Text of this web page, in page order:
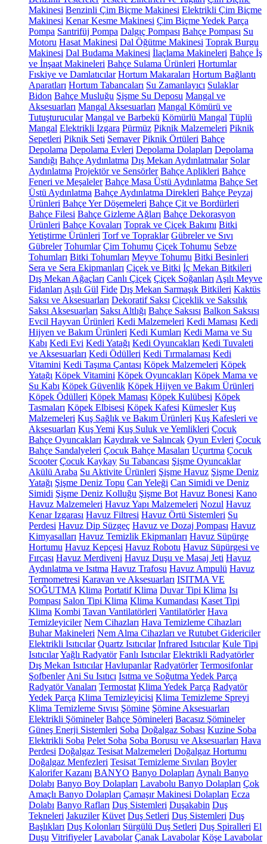
Makinesi Benzinli Çim Biçme Makinesi Elektrikli Çim Biçme
Makinesi Kenar Kesme Makinesi Çim Biçme Yedek Parça
Pompa Santrifüj Pompa Dalgıç Pompası Bahçe Pompası Su
Motoru Hasat Makinesi Dal Öğütme Makinesi Toprak Burgu
Makinesi Dal Budama Makinesi İlaçlama Makineleri Bahçe İş
ve İnşaat Makineleri Bahçe Sulama Ürünleri Hortumlar
Fıskiye ve Damlatıcılar Hortum Makaraları Hortum Bağlantı
Aparatları Hortum Tabancaları Su Zamanlayıcı Sulaklar
Bidon Bahçe Musluğu Şişme Su Deposu Mangal ve
Aksesuarları Mangal Aksesuarları Mangal Kömürü ve
Tutuşturucular Mangal ve Barbekü Kömürlü Mangal Tüplü
Mangal Elektrikli Izgara Pürmüz Piknik Malzemeleri Piknik
Sepetleri Piknik Seti Semaver Piknik Örtüleri Bahçe
Depolama Depolama Evleri Depolama Dolapları Depolama
Sandığı Bahçe Aydınlatma Dış Mekan Aydınlatmalar Solar
Aydınlatma Projektör ve Sensörler Bahçe Aplikleri Bahçe
Feneri ve Meşaleler Bahçe Masa Üstü Aydınlatma Bahçe Set
Üstü Aydınlatma Bahçe Aydınlatma Direkleri Bahçe Peyzaj
Ürünleri Bahçe Yer Döşemeleri Bahçe Çit ve Bordürleri
Bahçe Filesi Bahçe Gizleme Ağları Bahçe Dekorasyon
Ürünleri Bahçe Kovaları Toprak ve Çiçek Bakımı Bitki
Yetiştirme Ürünleri Torf ve Topraklar Gübreler ve Sıvı
Gübreler Tohumlar Çim Tohumu Çiçek Tohumu Sebze
Tohumları Bitki Tohumları Meyve Tohumu Bitki Besinleri
Sera ve Sera Ekipmanları Çiçek ve Bitki İç Mekan Bitkileri
Dış Mekan Ağaçları Canlı Çiçek Çiçek Soğanları Aşılı Meyve
Fidanları Aşılı Gül Fide Dış Mekan Sarmaşık Bitkileri Kaktüs
Saksı ve Aksesuarları Dekoratif Saksı Çiçeklik ve Saksılık
Saksı Aksesuarları Saksı Altlığı Bahçe Saksısı Balkon Saksısı
Evcil Hayvan Ürünleri Kedi Malzemeleri Kedi Maması Kedi
Hijyen ve Bakım Ürünleri Kedi Kumları Kedi Mama ve Su
Kabı Kedi Evi Kedi Yatağı Kedi Oyuncakları Kedi Tuvaleti
ve Aksesuarları Kedi Ödülleri Kedi Tırmalaması Kedi
Vitamini Kedi Taşıma Çantası Köpek Malzemeleri Köpek
Yatağı Köpek Vitamini Köpek Oyuncakları Köpek Mama ve
Su Kabı Köpek Güvenlik Köpek Hijyen ve Bakım Ürünleri
Köpek Ödülleri Köpek Maması Köpek Kulübesi Köpek
Tasmaları Köpek Elbisesi Köpek Kafesi Kümesler Kuş
Malzemeleri Kuş Sağlık ve Bakım Ürünleri Kuş Kafesleri ve
Aksesuarları Kuş Yemi Kuş Suluk ve Yemlikleri Çocuk
Bahçe Oyuncakları Kaydırak ve Salıncak Oyun Evleri Çocuk
Bahçe Sandalyeleri Çocuk Bahçe Masaları Uçurtma Çocuk
Scooter Çocuk Kaykay Su Tabancası Şişme Oyuncaklar
Akülü Araba Su Aktivite Ürünleri Şişme Havuz Şişme Deniz
Yatağı Şişme Deniz Topu Can Yeleği Can Simidi ve Deniz
Simidi Şişme Deniz Kolluğu Şişme Bot Havuz Bonesi Kano
Havuz Malzemeleri Havuz Yapı Malzemeleri Nozul Havuz
Kenar Izgarası Havuz Filtresi Havuz Örtü Sistemleri Su
Perdesi Havuz Dip Süzgeç Havuz ve Dozaj Pompası Havuz
Kimyasalları Havuz Temizlik Ekipmanları Havuz Süpürge
Hortumu Havuz Kepçesi Havuz Robotu Havuz Süpürgesi ve
Fırçası Havuz Merdiveni Havuz Duşu ve Masaj Jeti Havuz
Aydınlatma ve Isıtma Havuz Trafosu Havuz Ampulü Havuz
Termometresi Karavan ve Aksesuarları ISITMA VE
SOĞUTMA Klima Portatif Klima Duvar Tipi Klima Isı
Pompası Salon Tipi Klima Klima Kumandası Kaset Tipi
Klima Kombi Tavan Vantilatörleri Vantilatörler Hava
Temizleyiciler Nem Cihazları Hava Temizleme Cihazları
Buhar Makineleri Nem Alma Cihazları ve Rutubet Gidericiler
Elektrikli Isıtıcılar Quartz Isıtıcılar Infrared Isıtıcılar Kule Tipi
IsıtıcılarYağlı Radyatör Fanlı Isıtıcılar Elektrikli Radyatörler
Dış Mekan Isıtıcılar Havlupanlar Radyatörler Termosifonlar
Şofbenler Ani Su Isıtıcı Isıtma ve Soğutma Yedek Parça
Radyatör Vanaları Termostat Klima Yedek Parça Radyatör
Yedek Parça Klima Temizleyicisi Klima Temizleme Spreyi
Klima Temizleme Sıvısı Şömine Şömine Aksesuarları
Elektrikli Şömineler Bahçe Şömineleri Bacasız Şömineler
Güneş Enerji Sistemleri Soba Doğalgaz Sobası Kuzine Soba
Elektrikli Soba Pelet Soba Soba Borusu ve Aksesuarları Hava
Perdesi Doğalgaz Tesisat Malzemeleri Doğalgaz Hortumu
Doğalgaz Menfezleri Tesisat Temizleme Sıvıları Boyler
Kalorifer Kazanı BANYO Banyo Dolapları Aynalı Banyo
Dolabı Banyo Boy Dolapları Lavabolu Banyo Dolapları Çok
Amaçlı Banyo Dolapları Çamaşır Makinesi Dolapları Ecza
Dolabı Banyo Rafları Duş Sistemleri Duşakabin Duş
Tekneleri Jakuziler Küvet Duş Setleri Duş Sistemleri Duş
Başlıkları Duş Kolonları Sürgülü Duş Setleri Duş Spiralleri El
Duşu Vitrifiyeler Lavabolar Çanak Lavabolar Köşe Lavabolar